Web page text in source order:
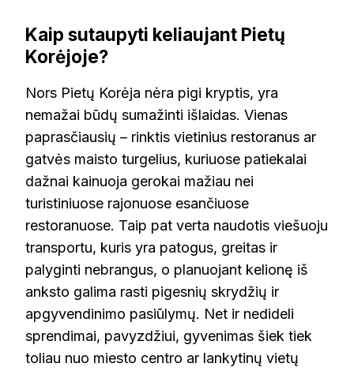
Kaip sutaupyti keliaujant Pietų
Korėjoje?
Nors Pietų Korėja nėra pigi kryptis, yra
nemažai būdų sumažinti išlaidas. Vienas
paprasčiausių – rinktis vietinius restoranus ar
gatvės maisto turgelius, kuriuose patiekalai
dažnai kainuoja gerokai mažiau nei
turistiniuose rajonuose esančiuose
restoranuose. Taip pat verta naudotis viešuoju
transportu, kuris yra patogus, greitas ir
palyginti nebrangus, o planuojant kelionę iš
anksto galima rasti pigesnių skrydžių ir
apgyvendinimo pasiūlymų. Net ir nedideli
sprendimai, pavyzdžiui, gyvenimas šiek tiek
toliau nuo miesto centro ar lankytinų vietų